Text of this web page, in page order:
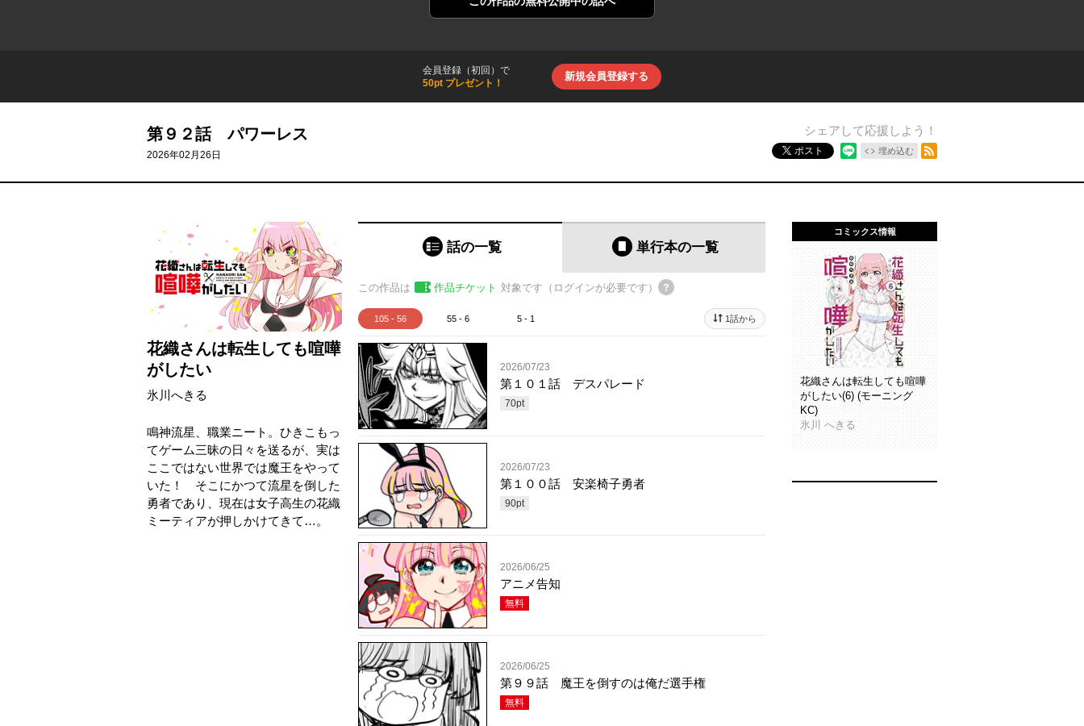
会員登録（初回）で
50pt プレゼント！
新規会員登録する
第９２話 パワーレス
2026年02月26日
シェアして応援しよう！
ポスト 埋め込む
花織さんは転生しても喧嘩
がしたい
氷川へきる
鳴神流星、職業ニート。ひきこもっ
てゲーム三昧の日々を送るが、実は
ここではない世界では魔王をやって
いた！ そこにかつて流星を倒した
勇者であり、現在は女子高生の花織
ミーティアが押しかけてきて…。
話の一覧 単行本の一覧
この作品は 作品チケット 対象です（ログインが必要です）
105 - 56 55 - 6 5 - 1 1話から
2026/07/23
第１０１話 デスパレード
70pt
2026/07/23
第１００話 安楽椅子勇者
90pt
2026/06/25
アニメ告知
無料
2026/06/25
第９９話 魔王を倒すのは俺だ選手権
無料
コミックス情報
花織さんは転生しても喧嘩
がしたい(6) (モーニング
KC)
氷川 へきる